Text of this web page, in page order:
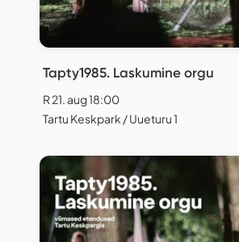
Tapty1985. Laskumine orgu
R 21. aug 18:00
Tartu Keskpark / Uueturu 1